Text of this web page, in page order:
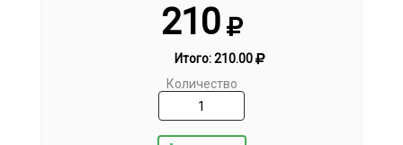
210
Итого:210.00
Количество